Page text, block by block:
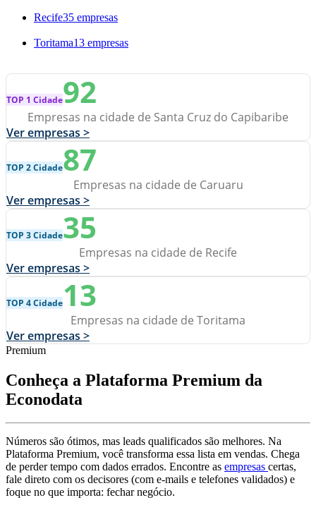
Recife35 empresas
Toritama13 empresas
TOP 1 Cidade92
Empresas na cidade de Santa Cruz do Capibaribe
Ver empresas >
TOP 2 Cidade87
Empresas na cidade de Caruaru
Ver empresas >
TOP 3 Cidade35
Empresas na cidade de Recife
Ver empresas >
TOP 4 Cidade13
Empresas na cidade de Toritama
Ver empresas >
Premium
Conheça a Plataforma Premium da
Econodata
Números são ótimos, mas leads qualificados são melhores. Na
Plataforma Premium, você transforma essa lista em vendas. Chega
de perder tempo com dados errados. Encontre as empresas certas,
fale direto com os decisores (com e-mails e telefones validados) e
foque no que importa: fechar negócio.